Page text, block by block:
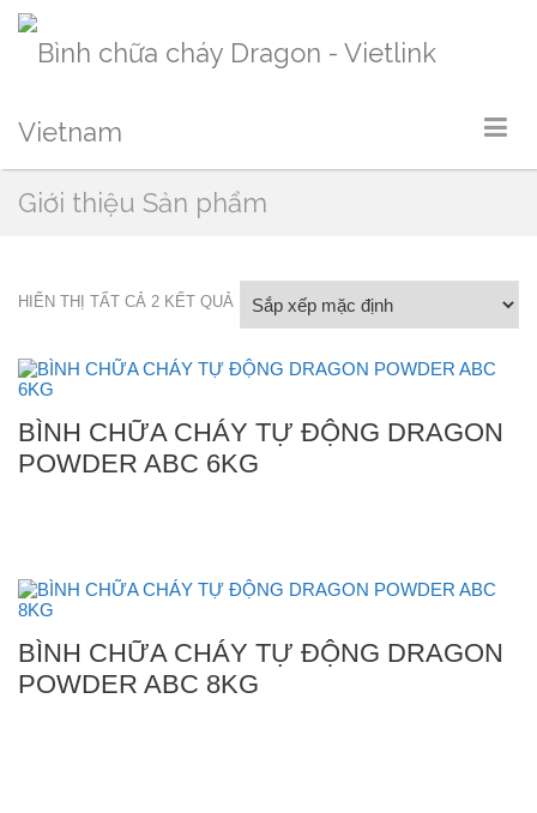
Giới thiệu Sản phẩm
HIỂN THỊ TẤT CẢ 2 KẾT QUẢ
BÌNH CHỮA CHÁY TỰ ĐỘNG DRAGON
POWDER ABC 6KG
BÌNH CHỮA CHÁY TỰ ĐỘNG DRAGON
POWDER ABC 8KG